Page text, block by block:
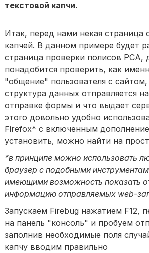
текстовой капчи.
Итак, перед нами некая страница
капчей. В данном примере будет
страница проверки полисов РСА,
понадобится проверить, как
"общение" пользователя с
структура данных отправляется
отправке формы и что выдает
этого довольно удобно
Firefox* с включенным
установить, можно найти на
*в принципе можно использовать
браузер с подобными
имеющими возможность показать
информацию отправляемых web-
Запускаем Firebug нажатием F12,
на панель "консоль" и пробуем
заполнив необходимые поля
капчу вводим правильно